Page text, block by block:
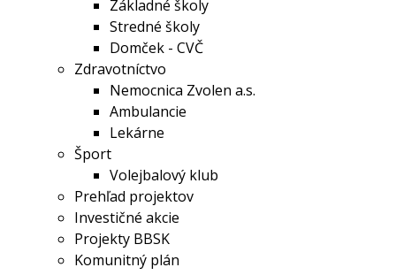
Základné školy
Stredné školy
Domček - CVČ
Zdravotníctvo
Nemocnica Zvolen a.s.
Ambulancie
Lekárne
Šport
Volejbalový klub
Prehľad projektov
Investičné akcie
Projekty BBSK
Komunitný plán